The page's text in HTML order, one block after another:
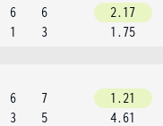
6
1
6
3
2.17
1.75
6
3
7
5
1.21
4.61